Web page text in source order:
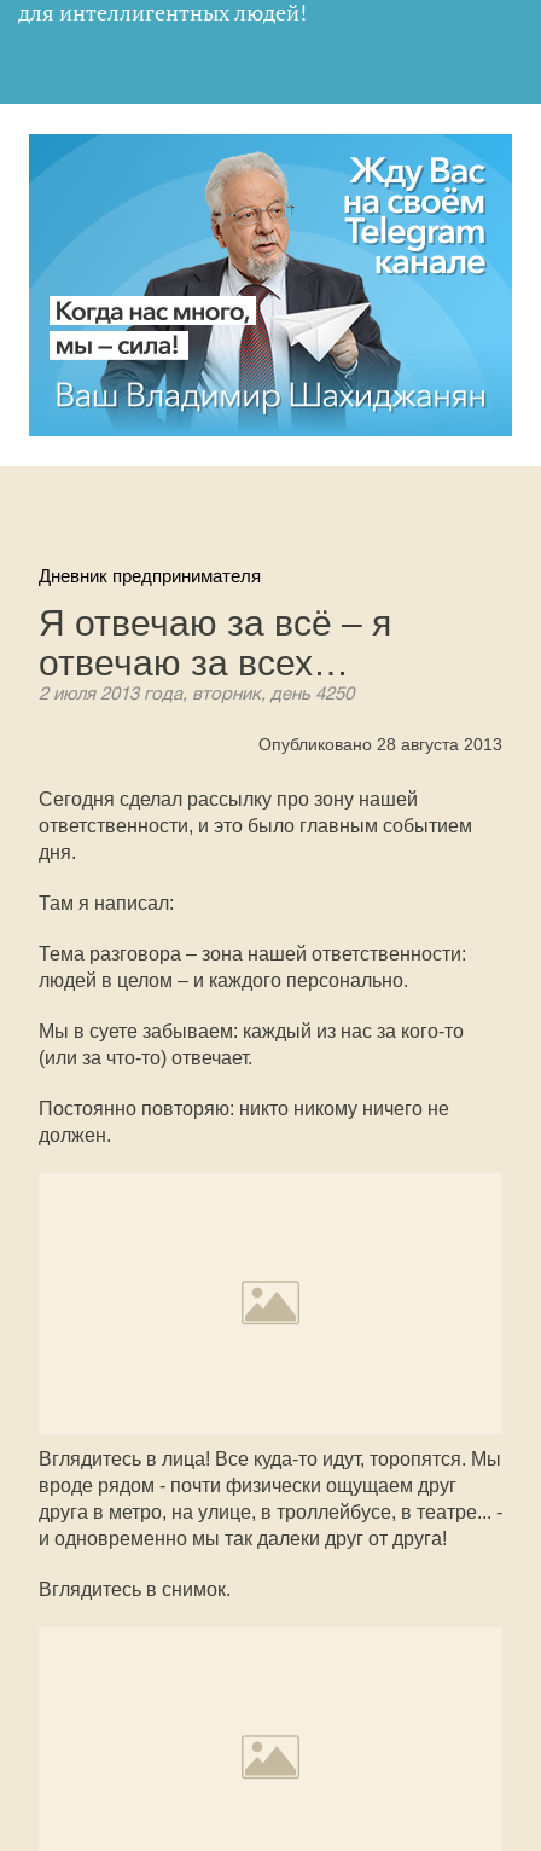
для интеллигентных людей!
Дневник предпринимателя
Я отвечаю за всё – я
отвечаю за всех…
2 июля 2013 года, вторник, день 4250
Опубликовано 28 августа 2013
Сегодня сделал рассылку про зону нашей
ответственности, и это было главным событием
дня.
Там я написал:
Тема разговора – зона нашей ответственности:
людей в целом – и каждого персонально.
Мы в суете забываем: каждый из нас за кого-то
(или за что-то) отвечает.
Постоянно повторяю: никто никому ничего не
должен.
Вглядитесь в лица! Все куда-то идут, торопятся. Мы
вроде рядом - почти физически ощущаем друг
друга в метро, на улице, в троллейбусе, в театре... -
и одновременно мы так далеки друг от друга!
Вглядитесь в снимок.